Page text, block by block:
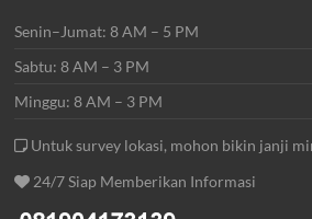
Senin–Jumat: 8 AM – 5 PM
Sabtu: 8 AM – 3 PM
Minggu: 8 AM – 3 PM
Untuk survey lokasi, mohon bikin janji
24/7 Siap Memberikan Informasi